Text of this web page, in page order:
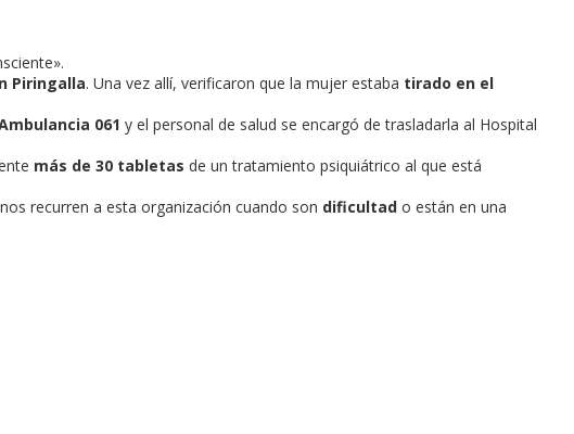
Piringalla. Una vez allí, verificaron que la mujer estaba tirado en el
061 y el personal de salud se encargó de trasladarla al Hospital
más de 30 tabletas de un tratamiento psiquiátrico al que está
recurren a esta organización cuando son dificultad o están en una